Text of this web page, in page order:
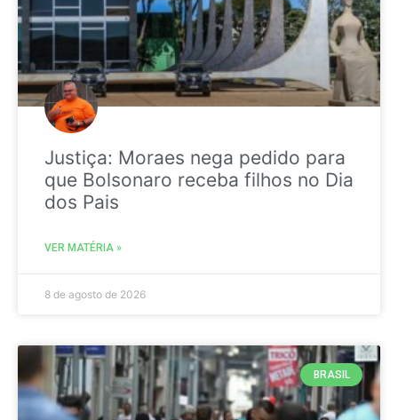
Justiça: Moraes nega pedido para
que Bolsonaro receba filhos no Dia
dos Pais
VER MATÉRIA »
8 de agosto de 2026
BRASIL